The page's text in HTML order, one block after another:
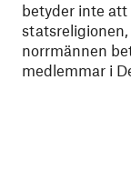
betyder inte
norrmännen
medlemmar i